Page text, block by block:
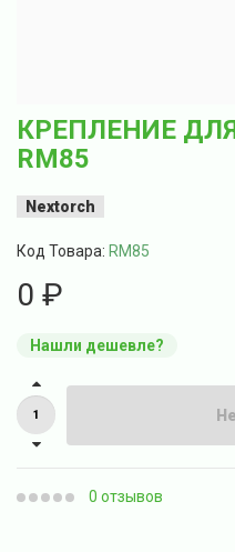
КРЕПЛЕНИЕ
RM85
Nextorch
Код Товара: RM85
0 ₽
Нашли дешевле?
0 отзывов